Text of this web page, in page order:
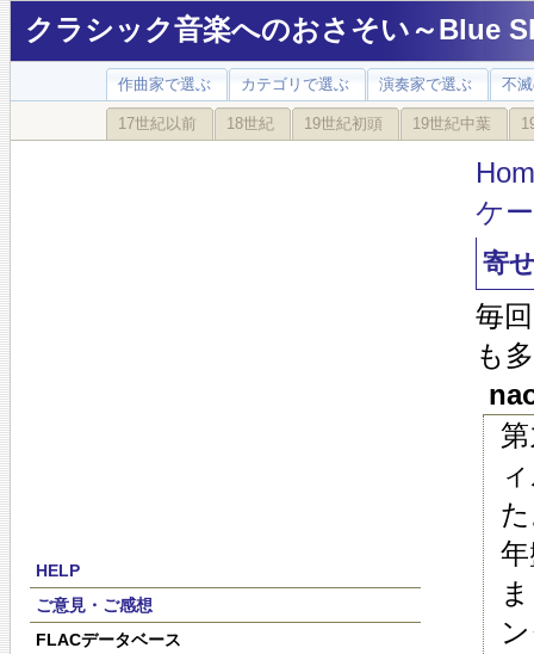
クラシック音楽へのおさそい～Blue
作曲家で選ぶ カテゴリで選ぶ 演奏家で選ぶ 不
17世紀以前 18世紀 19世紀初頭 19世紀中葉
HELP
ご意見・ご感想
FLACデータベース
ケ
寄
毎
も